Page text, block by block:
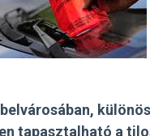
tapasztalható a